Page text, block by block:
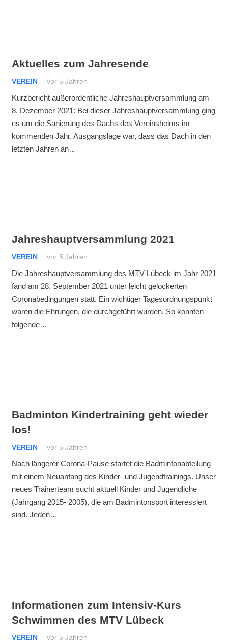
Aktuelles zum Jahresende
VEREIN vor 5 Jahren
Kurzbericht außerordentliche Jahreshauptversammlung am
8. Dezember 2021: Bei dieser Jahreshauptversammlung ging
es um die Sanierung des Dachs des Vereinsheims im
kommenden Jahr. Ausgangslage war, dass das Dach in den
letzten Jahren an…
Jahreshauptversammlung 2021
VEREIN vor 5 Jahren
Die Jahreshauptversammlung des MTV Lübeck im Jahr 2021
fand am 28. September 2021 unter leicht gelockerten
Coronabedingungen statt. Ein wichtiger Tagesordnungspunkt
waren die Ehrungen, die durchgeführt wurden. So konnten
folgende…
Badminton Kindertraining geht wieder
los!
VEREIN vor 5 Jahren
Nach längerer Corona-Pause startet die Badmintonabteilung
mit einem Neuanfang des Kinder- und Jugendtrainings. Unser
neues Trainerteam sucht aktuell Kinder und Jugendliche
(Jahrgang 2015- 2005), die am Badmintonsport interessiert
sind. Jeden…
Informationen zum Intensiv-Kurs
Schwimmen des MTV Lübeck
VEREIN vor 5 Jahren